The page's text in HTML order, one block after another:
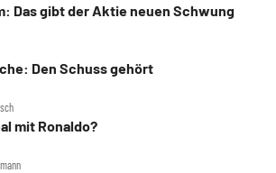
Das gibt der Aktie neuen Schwung
Den Schuss gehört
mit Ronaldo?